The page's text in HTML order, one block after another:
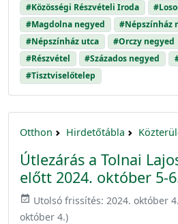
#Közösségi Részvételi Iroda
#Magdolna negyed
#Népszínház
#Népszínház utca
#Orczy negyed
#Részvétel
#Százados negyed
#Tisztviselőtelep
Otthon Hirdetőtábla
Útlezárás a Tolnai
előtt 2024. október 5-
event_available Utolsó frissítés: 2024. október 4.
október 4.)